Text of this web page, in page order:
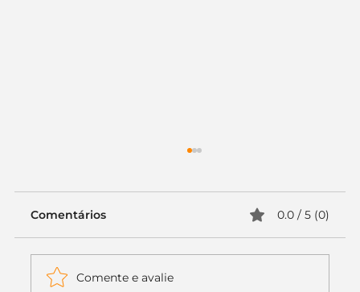
Comentários 0.0 / 5 (0)
Comente e avalie